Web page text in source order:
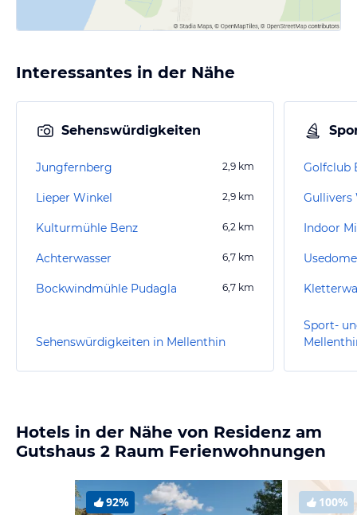
Interessantes in der Nähe
Sehenswürdigkeiten
Jungfernberg 2,9 km
Lieper Winkel 2,9 km
Kulturmühle Benz 6,2 km
Achterwasser 6,7 km
Bockwindmühle Pudagla 6,7 km
Sehenswürdigkeiten in Mellenthin
Gullivers
Indoor
Sport-
Hotels in der Nähe von Residenz am
Gutshaus 2 Raum Ferienwohnungen
92% 100%